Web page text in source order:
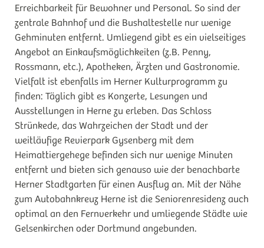
Erreichbarkeit für Bewohner und Personal. So sind der
zentrale Bahnhof und die Bushaltestelle nur wenige
Gehminuten entfernt. Umliegend gibt es ein vielseitiges
Angebot an Einkaufsmöglichkeiten (z.B. Penny,
Rossmann, etc.), Apotheken, Ärzten und Gastronomie.
Vielfalt ist ebenfalls im Herner Kulturprogramm zu
finden: Täglich gibt es Konzerte, Lesungen und
Ausstellungen in Herne zu erleben. Das Schloss
Strünkede, das Wahrzeichen der Stadt und der
weitläufige Revierpark Gysenberg mit dem
Heimattiergehege befinden sich nur wenige Minuten
entfernt und bieten sich genauso wie der benachbarte
Herner Stadtgarten für einen Ausflug an. Mit der Nähe
zum Autobahnkreuz Herne ist die Seniorenresidenz auch
optimal an den Fernverkehr und umliegende Städte wie
Gelsenkirchen oder Dortmund angebunden.